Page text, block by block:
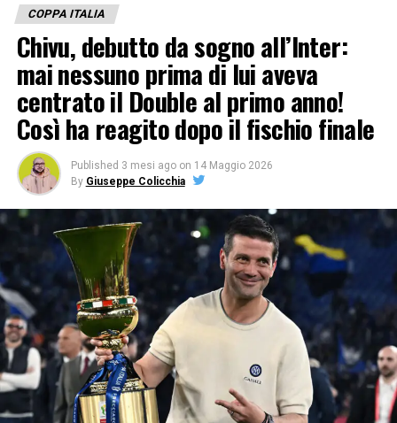
COPPA ITALIA
Chivu, debutto da sogno all’Inter:
mai nessuno prima di lui aveva
centrato il Double al primo anno!
Così ha reagito dopo il fischio finale
Published 3 mesi ago on 14 Maggio 2026
By Giuseppe Colicchia